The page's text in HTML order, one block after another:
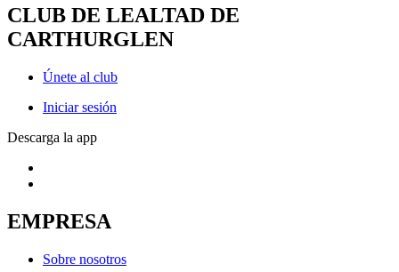
CLUB DE LEALTAD DE
CARTHURGLEN
Únete al club
Iniciar sesión
Descarga la app
EMPRESA
Sobre nosotros